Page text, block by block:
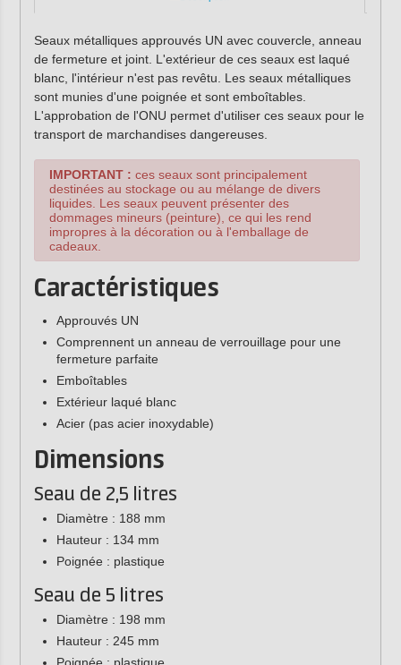
Seaux métalliques approuvés UN avec couvercle, anneau
de fermeture et joint. L'extérieur de ces seaux est laqué
blanc, l'intérieur n'est pas revêtu. Les seaux métalliques
sont munies d'une poignée et sont emboîtables.
L'approbation de l'ONU permet d'utiliser ces seaux pour le
transport de marchandises dangereuses.
IMPORTANT : ces seaux sont principalement
destinées au stockage ou au mélange de divers
liquides. Les seaux peuvent présenter des
dommages mineurs (peinture), ce qui les rend
impropres à la décoration ou à l'emballage de
cadeaux.
Caractéristiques
Approuvés UN
Comprennent un anneau de verrouillage pour une
fermeture parfaite
Emboîtables
Extérieur laqué blanc
Acier (pas acier inoxydable)
Dimensions
Seau de 2,5 litres
Diamètre : 188 mm
Hauteur : 134 mm
Poignée : plastique
Seau de 5 litres
Diamètre : 198 mm
Hauteur : 245 mm